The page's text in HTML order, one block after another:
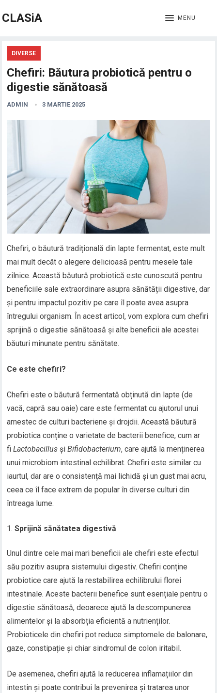
CLASiA MENU
DIVERSE
Chefiri: Băutura probiotică pentru o
digestie sănătoasă
ADMIN 3 MARTIE 2025
Chefiri, o băutură tradițională din lapte fermentat, este mult
mai mult decât o alegere delicioasă pentru mesele tale
zilnice. Această băutură probiotică este cunoscută pentru
beneficiile sale extraordinare asupra sănătății digestive, dar
și pentru impactul pozitiv pe care îl poate avea asupra
întregului organism. În acest articol, vom explora cum chefiri
sprijină o digestie sănătoasă și alte beneficii ale acestei
băuturi minunate pentru sănătate.
Ce este chefiri?
Chefiri este o băutură fermentată obținută din lapte (de
vacă, capră sau oaie) care este fermentat cu ajutorul unui
amestec de culturi bacteriene și drojdii. Această băutură
probiotica conține o varietate de bacterii benefice, cum ar
fiLactobacillus șiBifidobacterium, care ajută la menținerea
unui microbiom intestinal echilibrat. Chefiri este similar cu
iaurtul, dar are o consistență mai lichidă și un gust mai acru,
ceea ce îl face extrem de popular în diverse culturi din
întreaga lume.
Sprijină sănătatea digestivă
Unul dintre cele mai mari beneficii ale chefiri este efectul
său pozitiv asupra sistemului digestiv. Chefiri conține
probiotice care ajută la restabilirea echilibrului florei
intestinale. Aceste bacterii benefice sunt esențiale pentru o
digestie sănătoasă, deoarece ajută la descompunerea
alimentelor și la absorbția eficientă a nutrienților.
Probioticele din chefiri pot reduce simptomele de balonare,
gaze, constipație și chiar sindromul de colon iritabil.
De asemenea, chefiri ajută la reducerea inflamațiilor din
intestin și poate contribui la prevenirea și tratarea unor